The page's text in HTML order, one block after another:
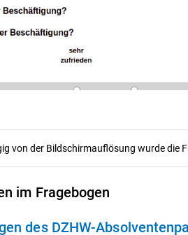
von der Bildschirmauflösung wurde die
im Fragebogen
des DZHW-